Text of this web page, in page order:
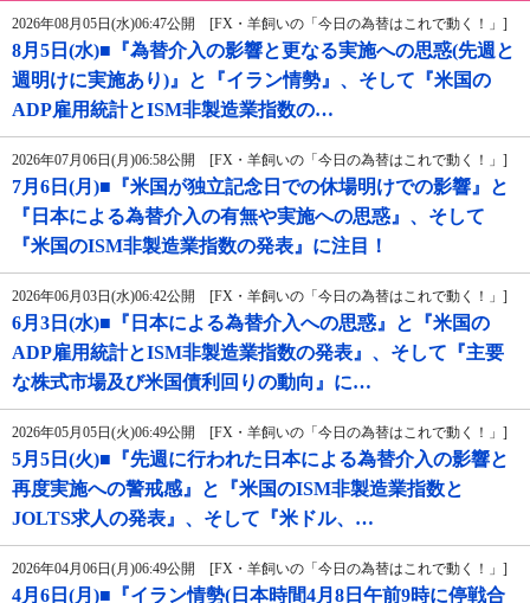
2026年08月05日(水)06:47公開 [FX・羊飼いの「今日の為替はこれで動く！」]
8月5日(水)■『為替介入の影響と更なる実施への思惑(先週と
週明けに実施あり)』と『イラン情勢』、そして『米国の
ADP雇用統計とISM非製造業指数の…
2026年07月06日(月)06:58公開 [FX・羊飼いの「今日の為替はこれで動く！」]
7月6日(月)■『米国が独立記念日での休場明けでの影響』と
『日本による為替介入の有無や実施への思惑』、そして
『米国のISM非製造業指数の発表』に注目！
2026年06月03日(水)06:42公開 [FX・羊飼いの「今日の為替はこれで動く！」]
6月3日(水)■『日本による為替介入への思惑』と『米国の
ADP雇用統計とISM非製造業指数の発表』、そして『主要
な株式市場及び米国債利回りの動向』に…
2026年05月05日(火)06:49公開 [FX・羊飼いの「今日の為替はこれで動く！」]
5月5日(火)■『先週に行われた日本による為替介入の影響と
再度実施への警戒感』と『米国のISM非製造業指数と
JOLTS求人の発表』、そして『米ドル、…
2026年04月06日(月)06:49公開 [FX・羊飼いの「今日の為替はこれで動く！」]
4月6日(月)■『イラン情勢(日本時間4月8日午前9時に停戦合